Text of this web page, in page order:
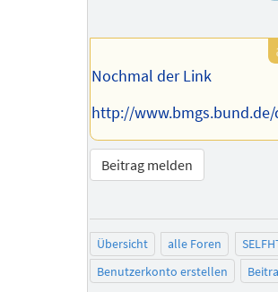
Autors
Nochmal der Link
http://
Beitrag melden
Übersicht alle Foren
Benutzerkonto erstellen